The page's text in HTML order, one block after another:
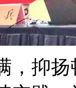
，抑